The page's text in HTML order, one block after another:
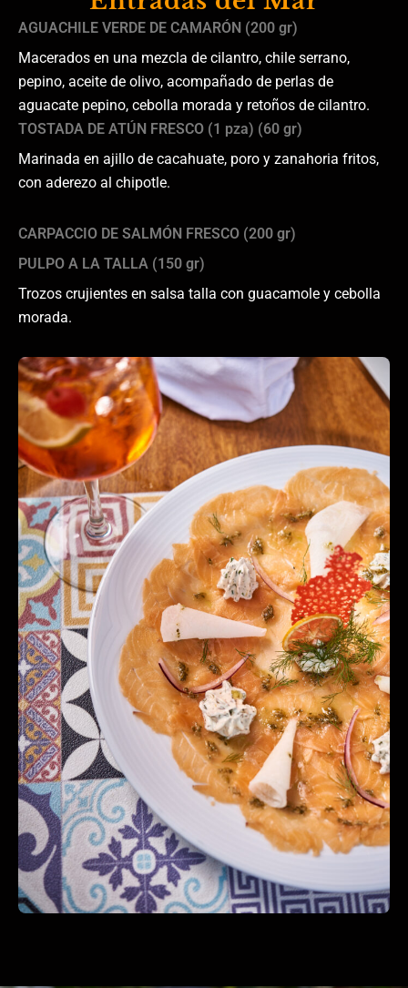
AGUACHILE VERDE DE CAMARÓN (200 gr)
Macerados en una mezcla de cilantro, chile serrano,
pepino, aceite de olivo, acompañado de perlas de
aguacate pepino, cebolla morada y retoños de cilantro.
TOSTADA DE ATÚN FRESCO (1 pza) (60 gr)
Marinada en ajillo de cacahuate, poro y zanahoria fritos,
con aderezo al chipotle.
CARPACCIO DE SALMÓN FRESCO (200 gr)
PULPO A LA TALLA (150 gr)
Trozos crujientes en salsa talla con guacamole y cebolla
morada.